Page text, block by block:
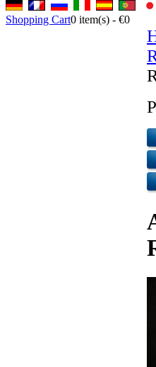
Shopping Cart0 item(s) - €0